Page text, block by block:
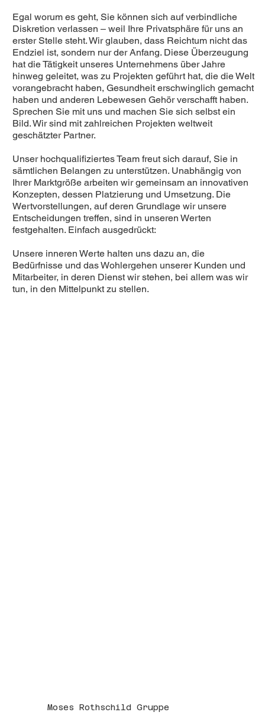
Egal worum es geht, Sie können sich auf verbindliche
Diskretion verlassen – weil Ihre Privatsphäre für uns an
erster Stelle steht. Wir glauben, dass Reichtum nicht das
Endziel ist, sondern nur der Anfang. Diese Überzeugung
hat die Tätigkeit unseres Unternehmens über Jahre
hinweg geleitet, was zu Projekten geführt hat, die die Welt
vorangebracht haben, Gesundheit erschwinglich gemacht
haben und anderen Lebewesen Gehör verschafft haben.
Sprechen Sie mit uns und machen Sie sich selbst ein
Bild. Wir sind mit zahlreichen Projekten weltweit
geschätzter Partner.
Unser hochqualifiziertes Team freut sich darauf, Sie in
sämtlichen Belangen zu unterstützen. Unabhängig von
Ihrer Marktgröße arbeiten wir gemeinsam an innovativen
Konzepten, dessen Platzierung und Umsetzung. Die
Wertvorstellungen, auf deren Grundlage wir unsere
Entscheidungen treffen, sind in unseren Werten
festgehalten. Einfach ausgedrückt:
Unsere inneren Werte halten uns dazu an, die
Bedürfnisse und das Wohlergehen unserer Kunden und
Mitarbeiter, in deren Dienst wir stehen, bei allem was wir
tun, in den Mittelpunkt zu stellen.
Moses Rothschild Gruppe